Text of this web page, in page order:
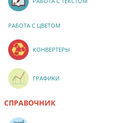
РАБОТА С ЦВЕТОМ
КОНВЕРТЕРЫ
ГРАФИКИ
СПРАВОЧНИК